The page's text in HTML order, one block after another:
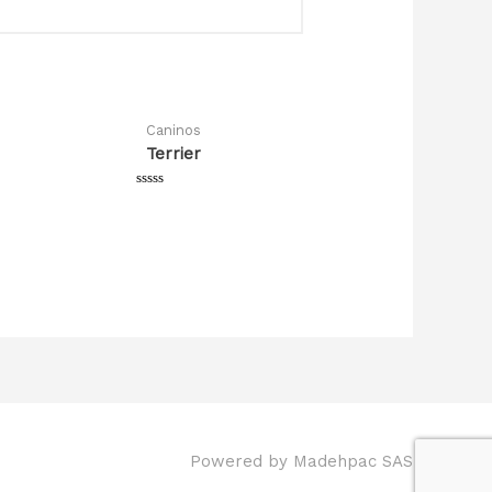
Caninos
Terrier
Powered by Madehpac SAS